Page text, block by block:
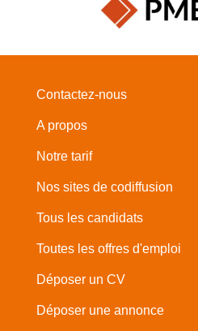
Contactez-nous
A propos
Notre tarif
Nos sites de codiffusion
Tous les candidats
Toutes les offres d'emploi
Déposer un CV
Déposer une annonce